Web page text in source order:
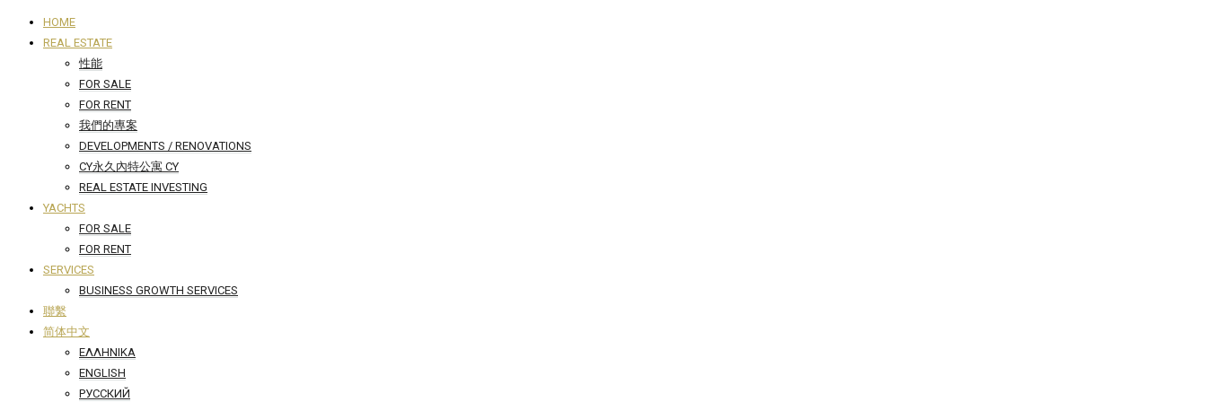
HOME
REAL ESTATE
性能
FOR SALE
FOR RENT
我們的專案
DEVELOPMENTS / RENOVATIONS
CY永久內特公寓 CY
REAL ESTATE INVESTING
YACHTS
FOR SALE
FOR RENT
SERVICES
BUSINESS GROWTH SERVICES
聯繫
简体中文
ΕΛΛΗΝΙΚΆ
ENGLISH
РУССКИЙ